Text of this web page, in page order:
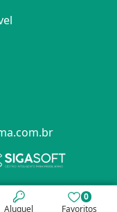
Aluguel
0
Favoritos